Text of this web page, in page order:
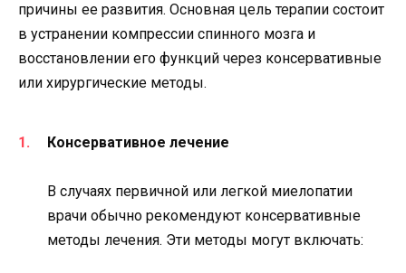
причины ее развития. Основная цель терапии состоит
в устранении компрессии спинного мозга и
восстановлении его функций через консервативные
или хирургические методы.
Консервативное лечение
В случаях первичной или легкой миелопатии
врачи обычно рекомендуют консервативные
методы лечения. Эти методы могут включать: